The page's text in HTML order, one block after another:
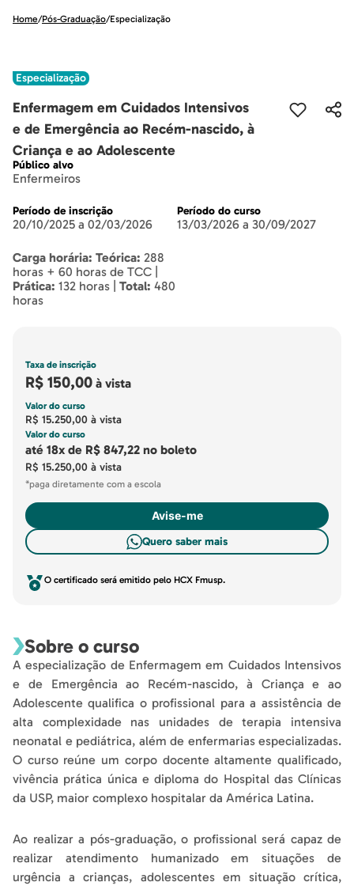
Home/Pós-Graduação/Especialização
Especialização
Enfermagem em Cuidados Intensivos
e de Emergência ao Recém-nascido, à
Criança e ao Adolescente
Público alvo
Enfermeiros
Período de inscrição
20/10/2025 a 02/03/2026
Período do curso
13/03/2026 a 30/09/2027
Carga horária: Teórica: 288
horas + 60 horas de TCC |
Prática: 132 horas | Total: 480
horas
Taxa de inscrição
R$ 150,00 à vista
Valor do curso
R$ 15.250,00 à vista
Valor do curso
até 18x de R$ 847,22 no boleto
R$ 15.250,00 à vista
*paga diretamente com a escola
Avise-me
Quero saber mais
O certificado será emitido pelo HCX Fmusp.
Sobre o curso
A especialização de Enfermagem em Cuidados Intensivos
e de Emergência ao Recém-nascido, à Criança e ao
Adolescente qualifica o profissional para a assistência de
alta complexidade nas unidades de terapia intensiva
neonatal e pediátrica, além de enfermarias especializadas.
O curso reúne um corpo docente altamente qualificado,
vivência prática única e diploma do Hospital das Clínicas
da USP, maior complexo hospitalar da América Latina.
Ao realizar a pós-graduação, o profissional será capaz de
realizar atendimento humanizado em situações de
urgência a crianças, adolescentes em situação crítica,